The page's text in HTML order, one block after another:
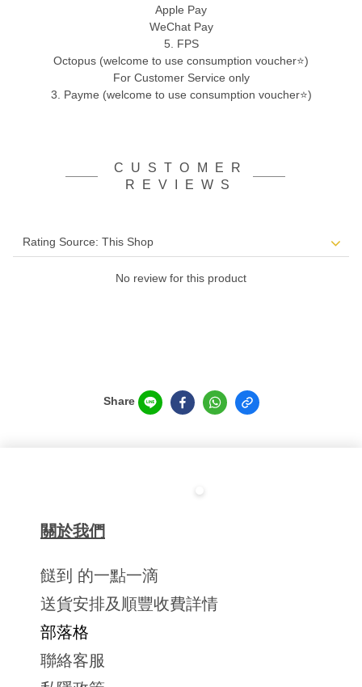
Apple Pay
WeChat Pay
5. FPS
Octopus (welcome to use consumption voucher⭐)
For Customer Service only
3. Payme (welcome to use consumption voucher⭐)
CUSTOMER
REVIEWS
No review for this product
Share
關於我們
餸到 的一點一滴
送貨安排及順豐收費詳情
部落格
聯絡客服